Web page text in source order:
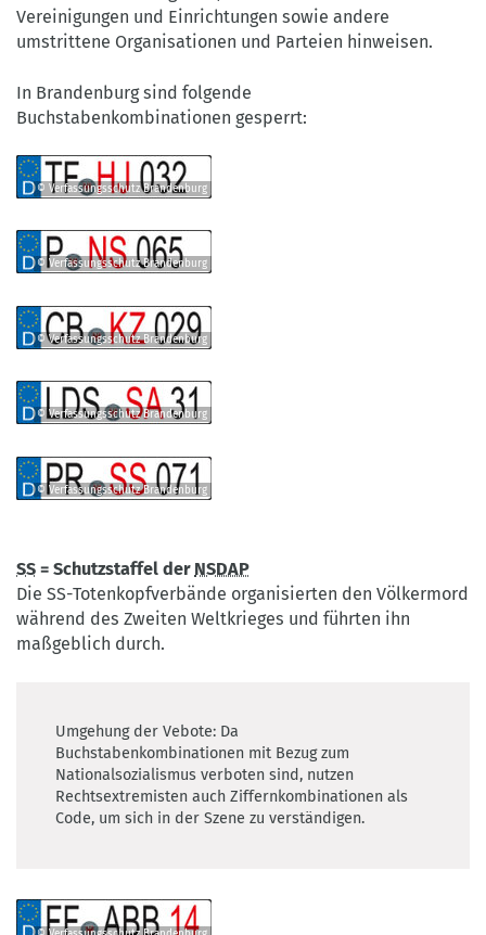
Vereinigungen und Einrichtungen sowie andere
umstrittene Organisationen und Parteien hinweisen.
In Brandenburg sind folgende
Buchstabenkombinationen gesperrt:
Verfassungsschutz
Brandenburg
© Verfassungsschutz Brandenburg
Verfassungsschutz
Brandenburg
© Verfassungsschutz Brandenburg
Verfassungsschutz
Brandenburg
© Verfassungsschutz Brandenburg
Verfassungsschutz
Brandenburg
© Verfassungsschutz Brandenburg
Brandenburg
© Verfassungsschutz Brandenburg
SS = Schutzstaffel der NSDAP
Die SS-Totenkopfverbände organisierten den Völkermord
während des Zweiten Weltkrieges und führten ihn
maßgeblich durch.
Umgehung der Vebote: Da
Buchstabenkombinationen mit Bezug zum
Nationalsozialismus verboten sind, nutzen
Rechtsextremisten auch Ziffernkombinationen als
Code, um sich in der Szene zu verständigen.